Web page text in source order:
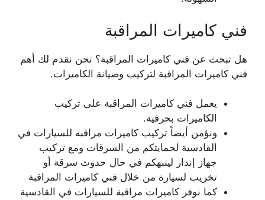
فني كاميرات المراقبة
هل تبحث عن فني كاميرات المراقبة؟ نحن نقدم لك أهم
فني كاميرات المراقبة لتركيب وصيانة الكاميرات.
يعمل فني كاميرات المراقبة على تركيب
الكاميرات بحرفية.
ونؤمن أيضاً تركيب كاميرات مراقبه للسيارات في
القادسية لحمايتكم من السرقات ومع تركيب
جهاز إنذار لينبهكم في حال حدوث سرقة أو
تخريب لسيارة من خلال فني كاميرات المراقبة
كما نوفر كاميرات مراقبة للسيارات في القادسية